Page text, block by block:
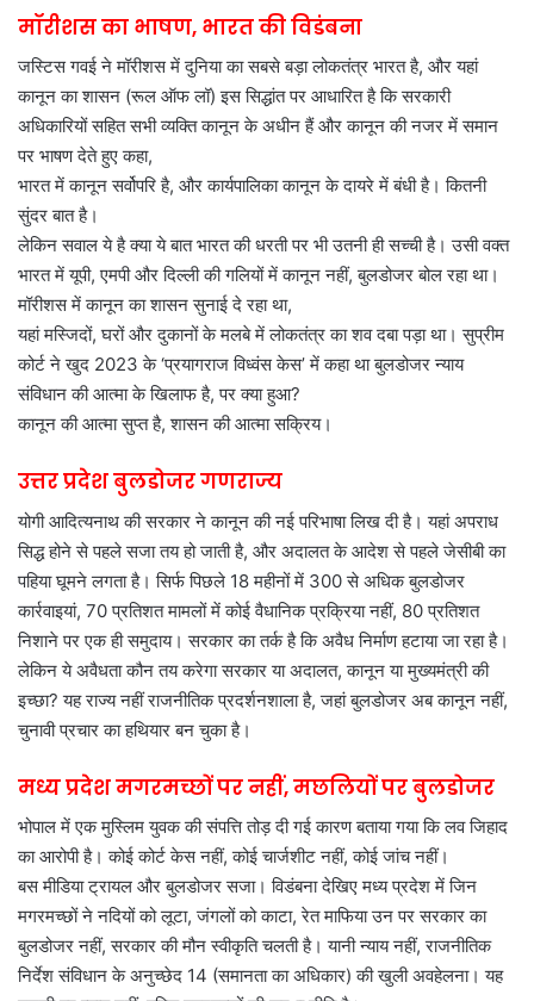
मॉरीशस का भाषण, भारत की विडंबना
जस्टिस गवई ने मॉरीशस में दुनिया का सबसे बड़ा लोकतंत्र भारत है, और यहां
कानून का शासन (रूल ऑफ लॉ) इस सिद्धांत पर आधारित है कि सरकारी
अधिकारियों सहित सभी व्यक्ति कानून के अधीन हैं और कानून की नजर में समान
पर भाषण देते हुए कहा,
भारत में कानून सर्वोपरि है, और कार्यपालिका कानून के दायरे में बंधी है। कितनी
सुंदर बात है।
लेकिन सवाल ये है क्या ये बात भारत की धरती पर भी उतनी ही सच्ची है। उसी वक्त
भारत में यूपी, एमपी और दिल्ली की गलियों में कानून नहीं, बुलडोजर बोल रहा था।
मॉरीशस में कानून का शासन सुनाई दे रहा था,
यहां मस्जिदों, घरों और दुकानों के मलबे में लोकतंत्र का शव दबा पड़ा था। सुप्रीम
कोर्ट ने खुद 2023 के ‘प्रयागराज विध्वंस केस’ में कहा था बुलडोजर न्याय
संविधान की आत्मा के खिलाफ है, पर क्या हुआ?
कानून की आत्मा सुप्त है, शासन की आत्मा सक्रिय।
उत्तर प्रदेश बुलडोजर गणराज्य
योगी आदित्यनाथ की सरकार ने कानून की नई परिभाषा लिख दी है। यहां अपराध
सिद्ध होने से पहले सजा तय हो जाती है, और अदालत के आदेश से पहले जेसीबी का
पहिया घूमने लगता है। सिर्फ पिछले 18 महीनों में 300 से अधिक बुलडोजर
कार्रवाइयां, 70 प्रतिशत मामलों में कोई वैधानिक प्रक्रिया नहीं, 80 प्रतिशत
निशाने पर एक ही समुदाय। सरकार का तर्क है कि अवैध निर्माण हटाया जा रहा है।
लेकिन ये अवैधता कौन तय करेगा सरकार या अदालत, कानून या मुख्यमंत्री की
इच्छा? यह राज्य नहीं राजनीतिक प्रदर्शनशाला है, जहां बुलडोजर अब कानून नहीं,
चुनावी प्रचार का हथियार बन चुका है।
मध्य प्रदेश मगरमच्छों पर नहीं, मछलियों पर बुलडोजर
भोपाल में एक मुस्लिम युवक की संपत्ति तोड़ दी गई कारण बताया गया कि लव जिहाद
का आरोपी है। कोई कोर्ट केस नहीं, कोई चार्जशीट नहीं, कोई जांच नहीं।
बस मीडिया ट्रायल और बुलडोजर सजा। विडंबना देखिए मध्य प्रदेश में जिन
मगरमच्छों ने नदियों को लूटा, जंगलों को काटा, रेत माफिया उन पर सरकार का
बुलडोजर नहीं, सरकार की मौन स्वीकृति चलती है। यानी न्याय नहीं, राजनीतिक
निर्देश संविधान के अनुच्छेद 14 (समानता का अधिकार) की खुली अवहेलना। यह